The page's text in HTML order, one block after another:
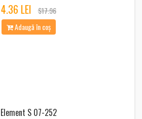
4.36 LEI
$17.96
Adaugă în coș
Element S 07-252